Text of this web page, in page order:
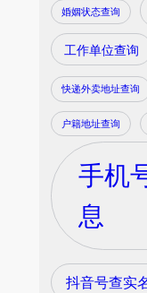
婚姻状态查询
工作单位查询
快递外卖地址查询
户籍地址查询
手机
息
抖音号查实